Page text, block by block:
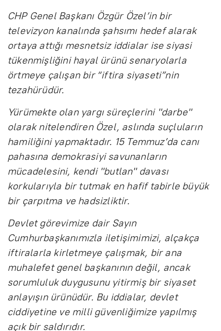
CHP Genel Başkanı Özgür Özel’in bir
televizyon kanalında şahsımı hedef alarak
ortaya attığı mesnetsiz iddialar ise siyasi
tükenmişliğini hayal ürünü senaryolarla
örtmeye çalışan bir “iftira siyaseti”nin
tezahürüdür.
Yürümekte olan yargı süreçlerini "darbe"
olarak nitelendiren Özel, aslında suçluların
hamiliğini yapmaktadır. 15 Temmuz’da canı
pahasına demokrasiyi savunanların
mücadelesini, kendi "butlan" davası
korkularıyla bir tutmak en hafif tabirle büyük
bir çarpıtma ve hadsizliktir.
Devlet görevimize dair Sayın
Cumhurbaşkanımızla iletişimimizi, alçakça
iftiralarla kirletmeye çalışmak, bir ana
muhalefet genel başkanının değil, ancak
sorumluluk duygusunu yitirmiş bir siyaset
anlayışın ürünüdür. Bu iddialar, devlet
ciddiyetine ve milli güvenliğimize yapılmış
açık bir saldırıdır.